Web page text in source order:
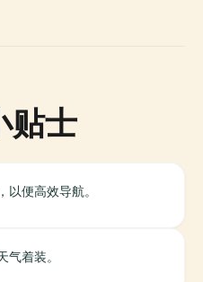
贴士
，以便高效导航。
气着装。